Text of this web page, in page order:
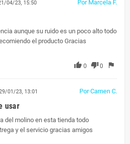
04/23, 15:50 Por Marcela F.
aunque su ruido es un poco alto todo
el producto Gracias
thumb_up 0 thumb_down0 flag
01/23, 13:01 Por Carnen C.
usar
del molino en esta tienda todo
y el servicio gracias amigos